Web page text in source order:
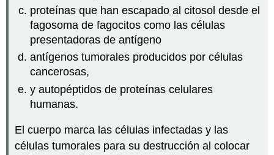
proteínas que han escapado al citosol desde el
fagosoma de fagocitos como las células
presentadoras de antígeno
antígenos tumorales producidos por células
cancerosas,
y autopéptidos de proteínas celulares
humanas.
El cuerpo marca las células infectadas y las
células tumorales para su destrucción al colocar